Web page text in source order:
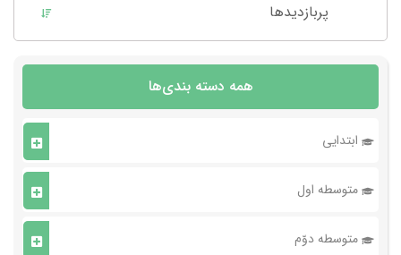
پربازدید‌ها
همه دسته بندی‌ها
ابتدایی
متوسطه اول
متوسطه دوّم